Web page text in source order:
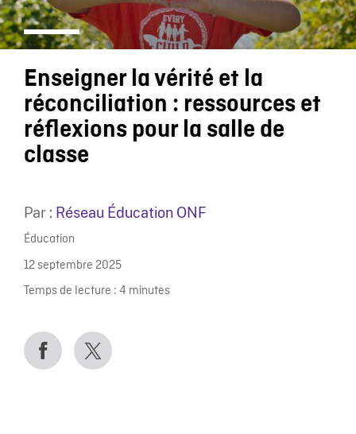
Enseigner la vérité et la
réconciliation : ressources et
réflexions pour la salle de
classe
Par : Réseau Éducation ONF
Éducation
12 septembre 2025
Temps de lecture : 4 minutes